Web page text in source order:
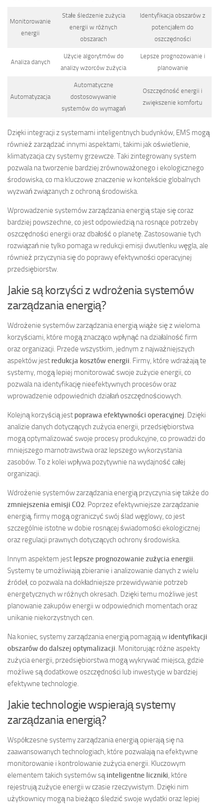
Monitorowanie
energii
Stałe śledzenie zużycia
energii w różnych
obszarach
Identyfikacja obszarów z
potencjałem do
oszczędności
Analiza danych
Użycie algorytmów do
analizy wzorców zużycia
Lepsze prognozowanie i
planowanie
Automatyzacja
Automatyczne
dostosowywanie
systemów do wymagań
Oszczędność energii i
zwiększenie komfortu
Dzięki integracji z systemami inteligentnych budynków, EMS mogą
również zarządzać innymi aspektami, takimi jak oświetlenie,
klimatyzacja czy systemy grzewcze. Taki zintegrowany system
pozwala na tworzenie bardziej zrównoważonego i ekologicznego
środowiska, co ma kluczowe znaczenie w kontekście globalnych
wyzwań związanych z ochroną środowiska.
Wprowadzenie systemów zarządzania energią staje się coraz
bardziej powszechne, co jest odpowiedzią na rosnące potrzeby
oszczędności energii oraz dbałość o planetę. Zastosowanie tych
rozwiązań nie tylko pomaga w redukcji emisji dwutlenku węgla, ale
również przyczynia się do poprawy efektywności operacyjnej
przedsiębiorstw.
Jakie są korzyści z wdrożenia systemów
zarządzania energią?
Wdrożenie systemów zarządzania energią wiąże się z wieloma
korzyściami, które mogą znacząco wpłynąć na działalność firm
oraz organizacji. Przede wszystkim, jednym z najważniejszych
aspektów jest redukcja kosztów energii. Firmy, które wdrażają te
systemy, mogą lepiej monitorować swoje zużycie energii, co
pozwala na identyfikację nieefektywnych procesów oraz
wprowadzenie odpowiednich działań oszczędnościowych.
Kolejną korzyścią jest poprawa efektywności operacyjnej. Dzięki
analizie danych dotyczących zużycia energii, przedsiębiorstwa
mogą optymalizować swoje procesy produkcyjne, co prowadzi do
mniejszego marnotrawstwa oraz lepszego wykorzystania
zasobów. To z kolei wpływa pozytywnie na wydajność całej
organizacji.
Wdrożenie systemów zarządzania energią przyczynia się także do
zmniejszenia emisji CO2. Poprzez efektywniejsze zarządzanie
energią, firmy mogą ograniczyć swój ślad węglowy, co jest
szczególnie istotne w dobie rosnącej świadomości ekologicznej
oraz regulacji prawnych dotyczących ochrony środowiska.
Innym aspektem jest lepsze prognozowanie zużycia energii.
Systemy te umożliwiają zbieranie i analizowanie danych z wielu
źródeł, co pozwala na dokładniejsze przewidywanie potrzeb
energetycznych w różnych okresach. Dzięki temu możliwe jest
planowanie zakupów energii w odpowiednich momentach oraz
unikanie niekorzystnych cen.
Na koniec, systemy zarządzania energią pomagają w identyfikacji
obszarów do dalszej optymalizacji. Monitorując różne aspekty
zużycia energii, przedsiębiorstwa mogą wykrywać miejsca, gdzie
możliwe są dodatkowe oszczędności lub inwestycje w bardziej
efektywne technologie.
Jakie technologie wspierają systemy
zarządzania energią?
Współczesne systemy zarządzania energią opierają się na
zaawansowanych technologiach, które pozwalają na efektywne
monitorowanie i kontrolowanie zużycia energii. Kluczowym
elementem takich systemów sąinteligentne liczniki, które
rejestrują zużycie energii w czasie rzeczywistym. Dzięki nim
użytkownicy mogą na bieżąco śledzić swoje wydatki oraz lepiej